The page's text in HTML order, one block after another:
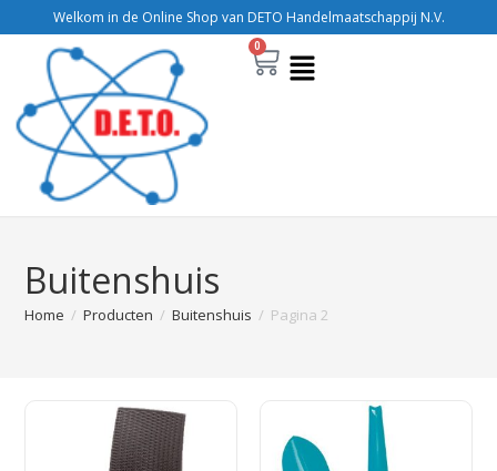
Welkom in de Online Shop van DETO Handelmaatschappij N.V.
0
Buitenshuis
Home / Producten / Buitenshuis / Pagina 2